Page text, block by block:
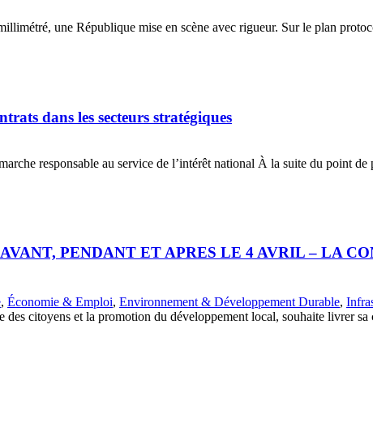
une République mise en scène avec rigueur. Sur le plan
dans les secteurs stratégiques
responsable au service de l’intérêt national À la suite du point
PENDANT ET APRES LE 4 AVRIL – LA
, Économie & Emploi, Environnement & Développement Durable,
citoyens et la promotion du développement local, souhaite livrer